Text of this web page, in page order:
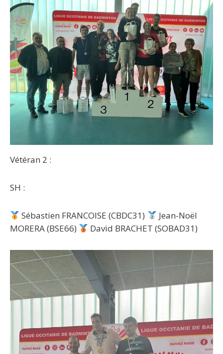
Vétéran 2 :
SH :
Sébastien FRANCOISE (CBDC31)
Jean-Noël
MORERA (BSE66)
David BRACHET (SOBAD31)